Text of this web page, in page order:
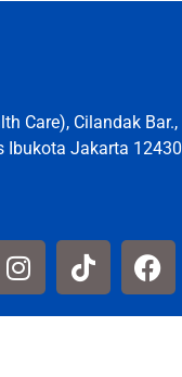
Care), Cilandak Bar.,
Ibukota Jakarta 12430